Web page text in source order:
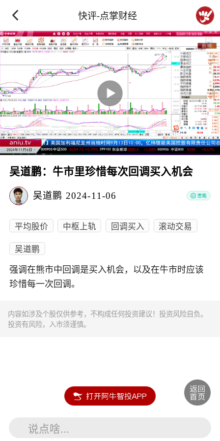
快评-点掌财经
吴道鹏：牛市里珍惜每次回调买入机会
吴道鹏 2024-11-06
平均股价 中枢上轨 回调买入
滚动交易
吴道鹏
强调在熊市中回调是买入机会，以及在牛市时应该
珍惜每一次回调。
内容如涉及个股仅供参考，不构成任何投资建议！投资风险自负。
投资有风险，入市须谨慎。
说点啥...